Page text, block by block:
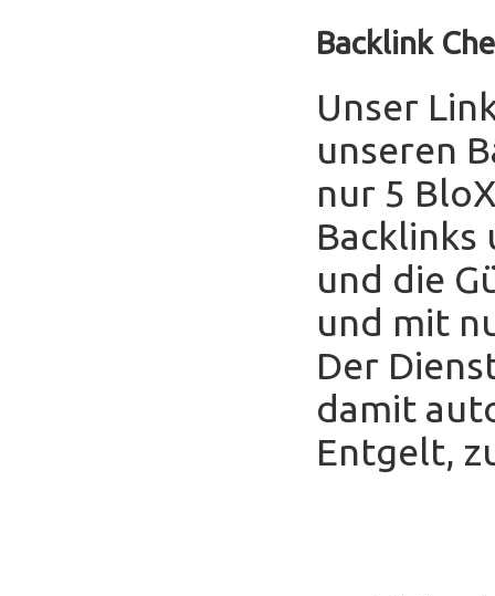
Backlink
Unser
unseren
nur 5
und die
und mit
Der
damit
Entgelt,